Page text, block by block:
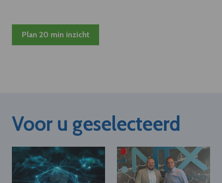
Plan 20 min inzicht
Voor u geselecteerd